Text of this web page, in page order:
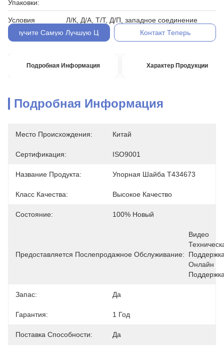
Упаковки:
Условия
Оплаты:
Л/К, Д/А, Т/Т, Д/П, западное соединение
Получите Самую Лучшую Цену
Контакт Теперь
Подробная Информация Характер Продукции
Подробная Информация
Место Происхождения: Китай
Сертификация: ISO9001
Название Продукта: Упорная Шайба T434673
Класс Качества: Высокое Качество
Состояние: 100% Новый
Предоставляется Послепродажное Обслуживание:
Видео
Онлайн
Запас: Да
Гарантия: 1 Год
Поставка Способности: Да